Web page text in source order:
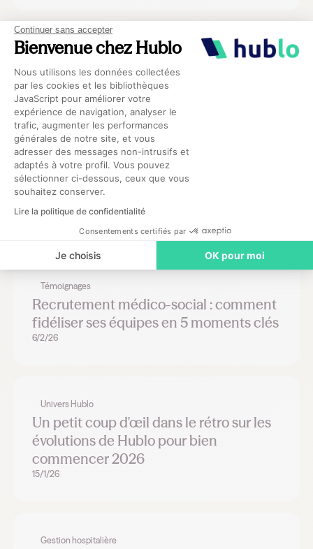
Continuer sans accepter
Bienvenue chez Hublo
Plateforme de Gestion du
Nous utilisons les données collectées
par les cookies et les bibliothèques
JavaScript pour améliorer votre
expérience de navigation, analyser le
trafic, augmenter les performances
générales de notre site, et vous
adresser des messages non-intrusifs et
adaptés à votre profil. Vous pouvez
sélectionner ci-dessous, ceux que vous
souhaitez conserver.
Lire la politique de confidentialité
Consentements certifiés par
Je choisis OK pour moi
Axeptio consent
Gestion hospitalière
6 façons d’améliorer l’expérience
candidat de vos soignants
17/2/26
Gestion hospitalière
J’ai besoin d’une attestation France
Travail, Mstaff peut-il me la fournir ?
13/2/26
Témoignages
Recrutement médico-social : comment
fidéliser ses équipes en 5 moments clés
6/2/26
Univers Hublo
Un petit coup d'œil dans le rétro sur les
évolutions de Hublo pour bien
commencer 2026
15/1/26
Gestion hospitalière